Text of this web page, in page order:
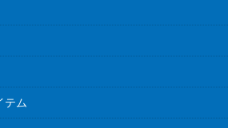
テム